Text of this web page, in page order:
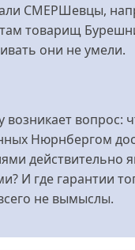
СМЕРШевцы,
товарищ
они не умели.
возникает вопрос:
Нюрнбергом
действительно
И где гарантии
не вымыслы.